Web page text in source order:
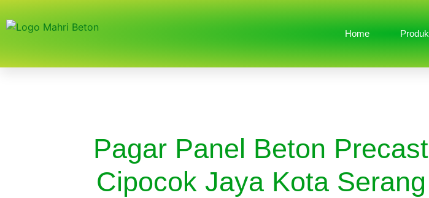
Home Produk
Pagar Panel Beton Precast
Cipocok Jaya Kota Serang